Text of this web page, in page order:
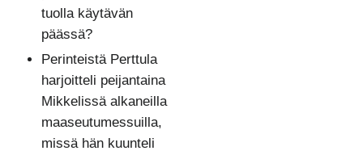
tuolla käytävän
päässä?
Perinteistä Perttula
harjoitteli peijantaina
Mikkelissä alkaneilla
maaseutumessuilla,
missä hän kuunteli